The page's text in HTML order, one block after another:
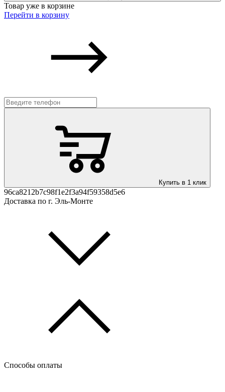
Товар уже в корзине
Перейти в корзину
Купить в 1 клик
96ca8212b7c98f1e2f3a94f59358d5e6
Доставка по г. Эль-Монте
Способы оплаты